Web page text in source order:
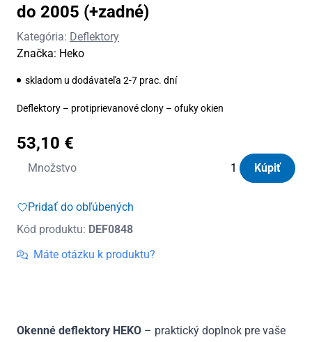
do 2005 (+zadné)
Kategória: Deflektory
Značka: Heko
skladom u dodávateľa 2-7 prac. dní
Deflektory – protiprievanové clony – ofuky okien
53,10 €
Množstvo
množstvo
Heko
Premacy
5D
Kúpiť
Pridať do obľúbených
Kód produktu: DEF0848
Máte otázku k produktu?
Okenné deflektory HEKO – praktický doplnok pre vaše